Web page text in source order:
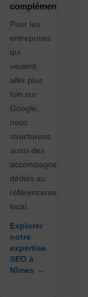
complémentaire
Pour les
entreprises
qui
veulent
aller plus
loin sur
Google,
nous
structurons
aussi des
accompagnements
dédiés au
référencement
local.
Explorer
notre
expertise
SEO à
Nîmes →